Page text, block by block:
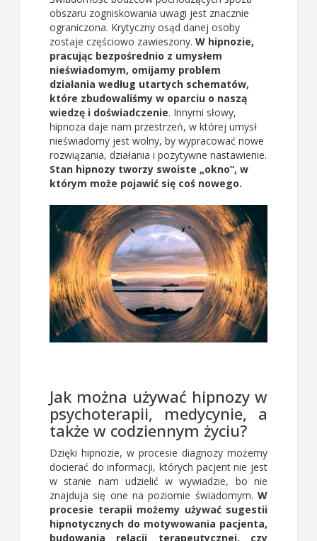
obszaru zogniskowania uwagi jest znacznie
ograniczona. Krytyczny osąd danej osoby
zostaje częściowo zawieszony. W hipnozie,
pracując bezpośrednio z umysłem
nieświadomym, omijamy problem
działania według utartych schematów,
które zbudowaliśmy w oparciu o naszą
wiedzę i doświadczenie. Innymi słowy,
hipnoza daje nam przestrzeń, w której umysł
nieświadomy jest wolny, by wypracować nowe
rozwiązania, działania i pozytywne nastawienie.
Stan hipnozy tworzy swoiste „okno”, w
którym może pojawić się coś nowego.
Jak można używać hipnozy w
psychoterapii, medycynie, a
także w codziennym życiu?
Dzięki hipnozie, w procesie diagnozy możemy
docierać do informacji, których pacjent nie jest
w stanie nam udzielić w wywiadzie, bo nie
znajduja się one na poziomie świadomym. W
procesie terapii możemy używać sugestii
hipnotycznych do motywowania pacjenta,
budowania relacji terapeutycznej, czy